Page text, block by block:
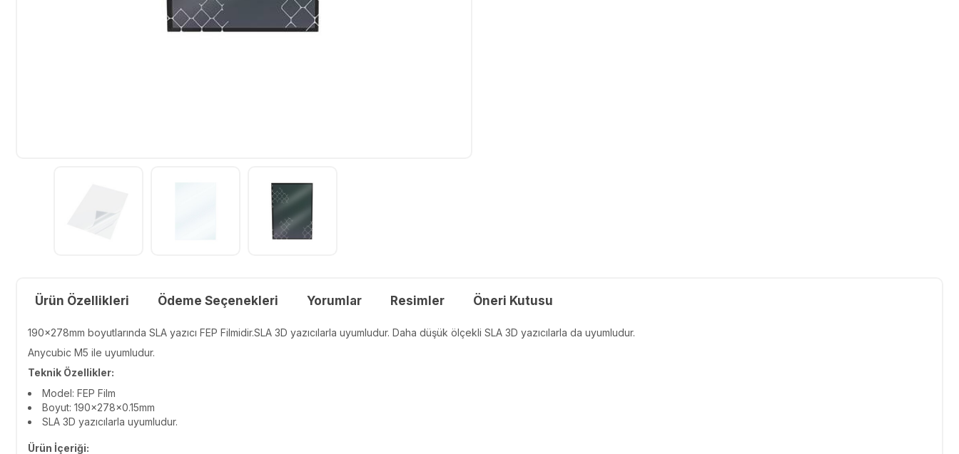
Ürün Özellikleri Ödeme Seçenekleri Yorumlar Resimler Öneri Kutusu
190x278mm boyutlarında SLA yazıcı FEP Filmidir.SLA 3D yazıcılarla uyumludur. Daha düşük ölçekli SLA 3D yazıcılarla da uyumludur.
Anycubic M5 ile uyumludur.
Teknik Özellikler:
Model: FEP Film
Boyut: 190x278x0.15mm
SLA 3D yazıcılarla uyumludur.
Ürün İçeriği: